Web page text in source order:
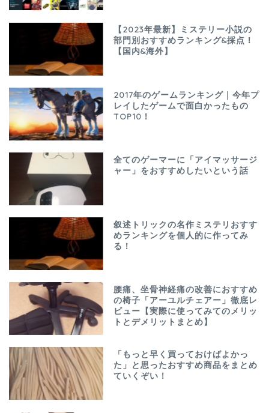
【2023年最新】ミステリー小説の
部門別おすすめランキング&採点！
【国内&海外】
2017年のゲームランキング｜今年プ
レイしたゲームで面白かったもの
TOP10！
全てのゲーマーに「アイマッサージ
ャー」をおすすめしたいという話
叙述トリックの名作ミステリおすす
めランキングを個人的に作ってみ
る！
腰痛、坐骨神経痛の改善におすすめ
の椅子「アーユルチェアー」徹底レ
ビュー【実際に使ってみてのメリッ
トとデメリットまとめ】
「もっと早く買っておけばよかっ
た」と思ったおすすめ商品をまとめ
ていくぞい！